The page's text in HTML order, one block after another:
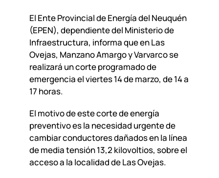
El Ente Provincial de Energía del Neuquén
(EPEN), dependiente del Ministerio de
Infraestructura, informa que en Las
Ovejas, Manzano Amargo y Varvarco se
realizará un corte programado de
emergencia el viertes 14 de marzo, de 14 a
17 horas.
El motivo de este corte de energía
preventivo es la necesidad urgente de
cambiar conductores dañados en la línea
de media tensión 13,2 kilovoltios, sobre el
acceso a la localidad de Las Ovejas.